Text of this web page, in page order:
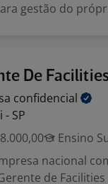
gestão do
De
confidencial
- SP
Ensino
nacional
de